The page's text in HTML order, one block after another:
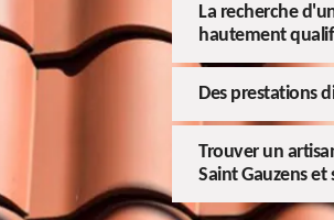
La recherche
hautement
Des prestations
Trouver un
Saint Gauzens et